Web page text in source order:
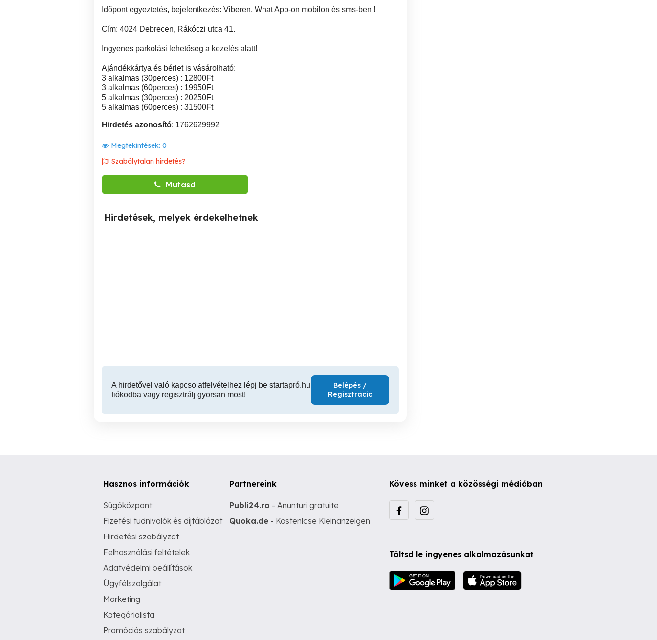
Időpont egyeztetés, bejelentkezés: Viberen, What App-on mobilon és sms-ben !
Cím: 4024 Debrecen, Rákóczi utca 41.
Ingyenes parkolási lehetőség a kezelés alatt!
Ajándékkártya és bérlet is vásárolható:
3 alkalmas (30perces) : 12800Ft
3 alkalmas (60perces) : 19950Ft
5 alkalmas (30perces) : 20250Ft
5 alkalmas (60perces) : 31500Ft
Hirdetés azonosító: 1762629992
Megtekintések: 0
Szabálytalan hirdetés?
Mutasd
Hirdetések, melyek érdekelhetnek
A hirdetővel való kapcsolatfelvételhez lépj be startapró.hu
fiókodba vagy regisztrálj gyorsan most!
Belépés /
Regisztráció
Hasznos információk
Súgóközpont
Fizetési tudnivalók és díjtáblázat
Hirdetési szabályzat
Felhasználási feltételek
Adatvédelmi beállítások
Ügyfélszolgálat
Marketing
Kategórialista
Promóciós szabályzat
Partnereink
Publi24.ro - Anunturi gratuite
Quoka.de - Kostenlose Kleinanzeigen
Kövess minket a közösségi médiában
Töltsd le ingyenes alkalmazásunkat